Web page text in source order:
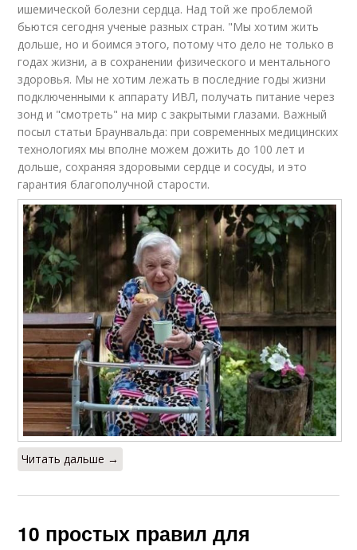
ишемической болезни сердца. Над той же проблемой
бьются сегодня ученые разных стран. "Мы хотим жить
дольше, но и боимся этого, потому что дело не только в
годах жизни, а в сохранении физического и ментального
здоровья. Мы не хотим лежать в последние годы жизни
подключенными к аппарату ИВЛ, получать питание через
зонд и "смотреть" на мир с закрытыми глазами. Важный
посыл статьи Браунвальда: при современных медицинских
технологиях мы вполне можем дожить до 100 лет и
дольше, сохраняя здоровыми сердце и сосуды, и это
гарантия благополучной старости.
Читать дальше →
10 простых правил для